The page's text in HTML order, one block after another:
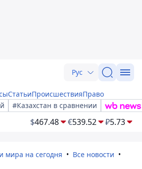
Рус
СтатьиПроисшествияПраво
#Казахстан в сравнении
$467.48 €539.52 ₽5.73
мира на сегодня
Все новости